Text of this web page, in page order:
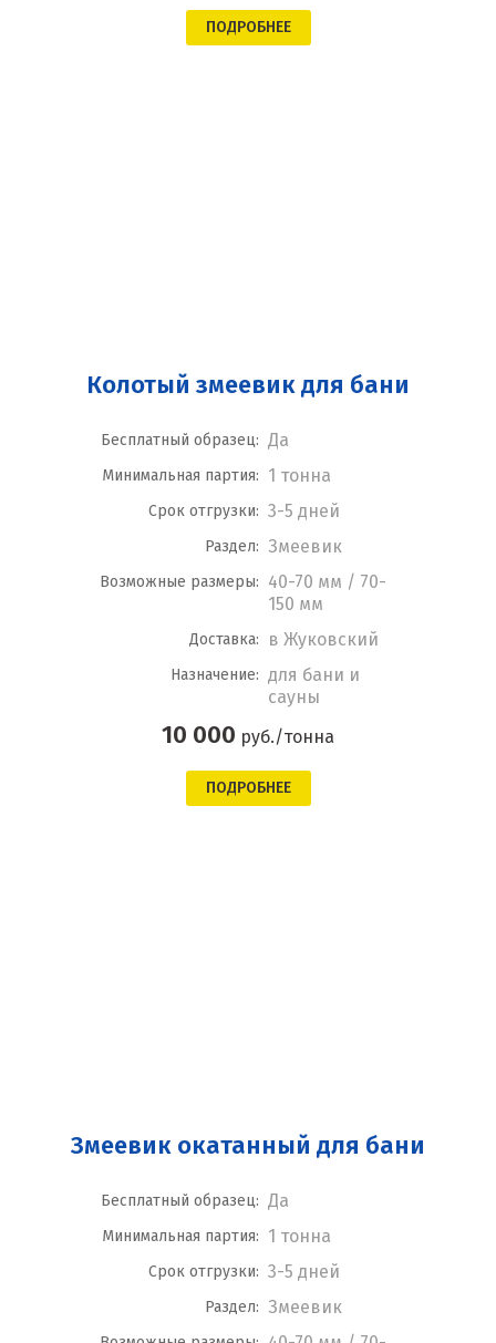
ПОДРОБНЕЕ
Колотый змеевик для бани
Бесплатный образец: Да
Минимальная партия: 1 тонна
Срок отгрузки: 3-5 дней
Раздел: Змеевик
Возможные размеры: 40-70 мм / 70-
150 мм
Доставка: в Жуковский
Назначение: для бани и
сауны
10 000 руб./тонна
ПОДРОБНЕЕ
Змеевик окатанный для бани
Бесплатный образец: Да
Минимальная партия: 1 тонна
Срок отгрузки: 3-5 дней
Раздел: Змеевик